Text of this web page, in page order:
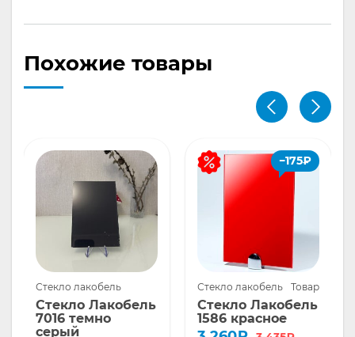
Похожие товары
Стекло лакобель
Стекло Лакобель
7016 темно
серый
−175₽
Стекло лакобель Товары со
Стекло Лакобель
1586 красное